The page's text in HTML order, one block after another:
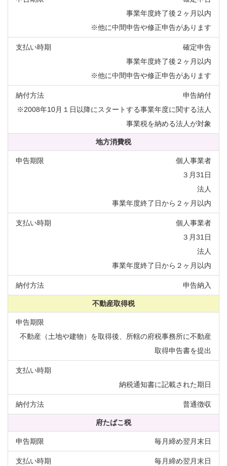
事業年度終了後２ヶ月以内
※他に中間申告や修正申告があります
確定申告
事業年度終了後２ヶ月以内
※他に中間申告や修正申告があります
申告納付
※2008年10月１日以降にスタートする事業年度に関する法人
事業税を納める法人が対象
地方消費税
個人事業者
３月31日
法人
事業年度終了日から２ヶ月以内
個人事業者
３月31日
法人
事業年度終了日から２ヶ月以内
申告納入
不動産取得税
不動産（土地や建物）を取得後、所轄の府税事務所に不動産
取得申告書を提出
納税通知書に記載された期日
普通徴収
府たばこ税
毎月締め翌月末日
毎月締め翌月末日